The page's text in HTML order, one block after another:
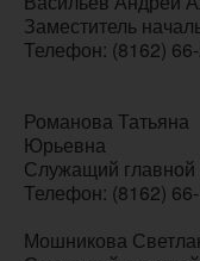
Заместитель
Телефон: (8162)
Романова Татьяна
Юрьевна
Служащий главной
Телефон: (8162)
Мошникова